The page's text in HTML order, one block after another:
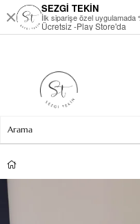
SEZGİ TEKİN
İlk siparişe özel uygulamada
Ücretsiz -Play Store'da